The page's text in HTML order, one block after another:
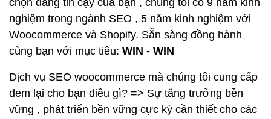
chọn đáng tin cậy của bạn , chúng tôi có 9 năm kinh
nghiệm trong ngành SEO , 5 năm kinh nghiệm với
Woocommerce và Shopify. Sẵn sàng đồng hành
cùng bạn với mục tiêu: WIN - WIN
Dịch vụ SEO woocommerce mà chúng tôi cung cấp
đem lại cho bạn điều gì? => Sự tăng trưởng bền
vững , phát triển bền vững cực kỳ cần thiết cho các